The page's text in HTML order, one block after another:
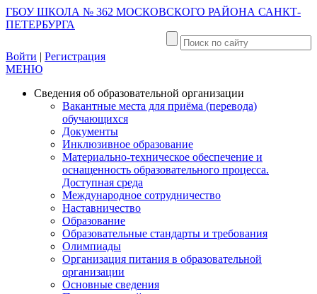
ГБОУ ШКОЛА № 362 МОСКОВСКОГО РАЙОНА САНКТ-
ПЕТЕРБУРГА
Войти | Регистрация
МЕНЮ
Сведения об образовательной организации
Вакантные места для приёма (перевода)
обучающихся
Документы
Инклюзивное образование
Материально-техническое обеспечение и
оснащенность образовательного процесса.
Доступная среда
Международное сотрудничество
Наставничество
Образование
Образовательные стандарты и требования
Олимпиады
Организация питания в образовательной
организации
Основные сведения